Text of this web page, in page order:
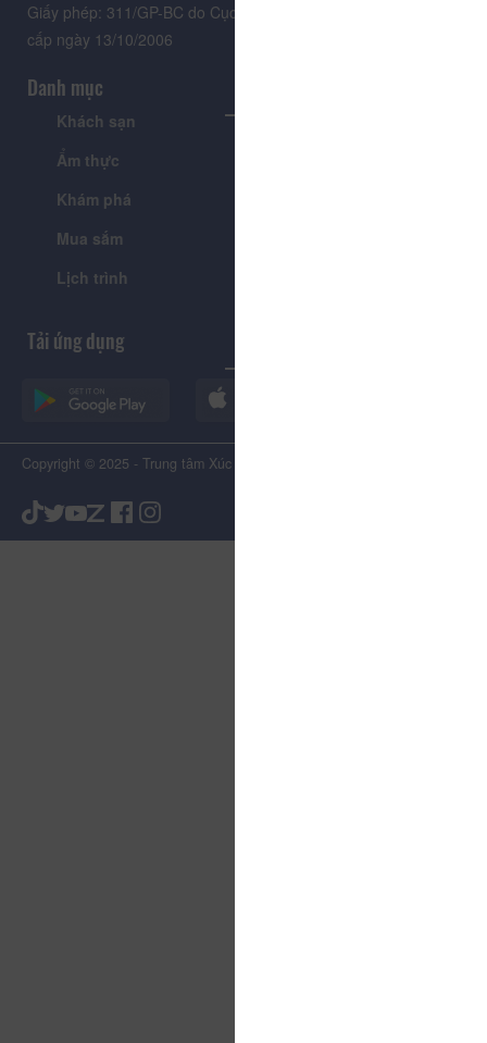
Giấy phép: 311/GP-BC do Cục Báo chí - Bộ Văn hóa Thông tin
cấp ngày 13/10/2006
Danh mục
Khách sạn
Ẩm thực
Khám phá
Mua sắm
Lịch trình
Tải ứng dụng
Copyright © 2025 - Trung tâm Xúc tiến Du lịch Tỉnh Lâm Đồng